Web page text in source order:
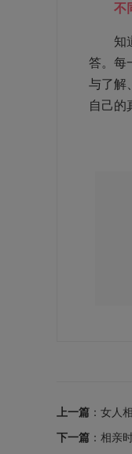
不
知道
答。每
与了解
自己的
上一篇 ：女人
下一篇 ：相亲